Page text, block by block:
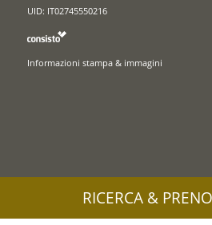
UID: IT02745550216
Informazioni stampa & immagini
RICERCA &